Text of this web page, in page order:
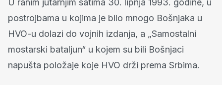
U ranim jutarnjim satima 30. lipnja 1993. godine, u
postrojbama u kojima je bilo mnogo Bošnjaka u
HVO-u dolazi do vojnih izdanja, a „Samostalni
mostarski bataljun“ u kojem su bili Bošnjaci
napušta položaje koje HVO drži prema Srbima.